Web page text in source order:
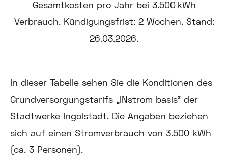
In dieser Tabelle sehen Sie die Konditionen des
Grundversorgungstarifs „INstrom basis“ der
Stadtwerke Ingolstadt. Die Angaben beziehen
sich auf einen Stromverbrauch von 3.500 kWh
(ca. 3 Personen).